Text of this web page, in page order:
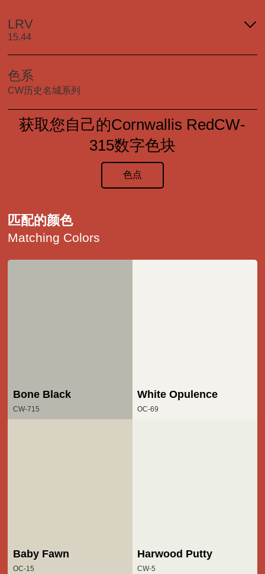
LRV
15.44
色系
CW历史名城系列
获取您自己的Cornwallis RedCW-
315数字色块
色点
匹配的颜色
Matching Colors
Bone Black
CW-715
White Opulence
OC-69
Baby Fawn
OC-15
Harwood Putty
CW-5